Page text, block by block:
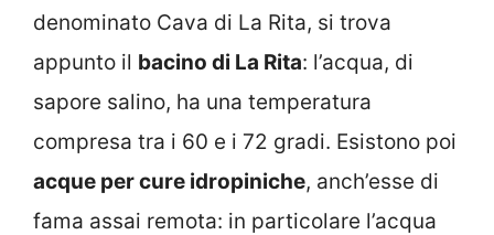
denominato Cava di La Rita, si trova
appunto il bacino di La Rita: l’acqua, di
sapore salino, ha una temperatura
compresa tra i 60 e i 72 gradi. Esistono poi
acque per cure idropiniche, anch’esse di
fama assai remota: in particolare l’acqua